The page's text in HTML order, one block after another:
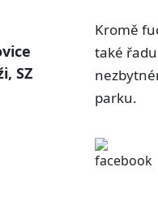
SZ
Kromě
také
parku.